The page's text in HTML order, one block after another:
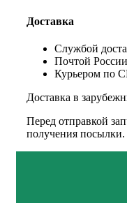
Доставка
Службой
Почтой
Курьером по
Доставка в
Перед отправкой
получения